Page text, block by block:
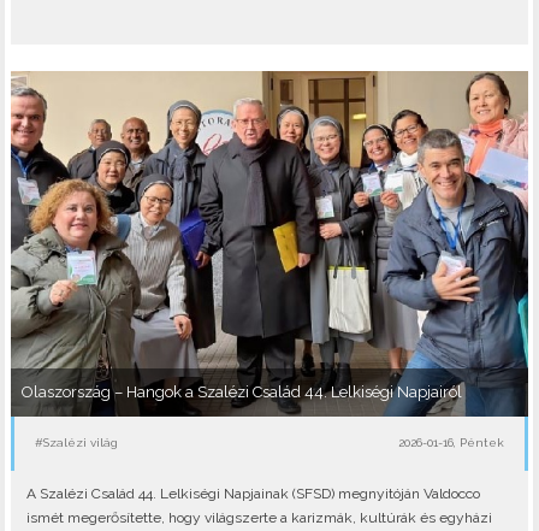
Olaszország – Hangok a Szalézi Család 44. Lelkiségi Napjairól
#Szalézi világ 2026-01-16, Péntek
A Szalézi Család 44. Lelkiségi Napjainak (SFSD) megnyitóján Valdocco
ismét megerősítette, hogy világszerte a karizmák, kultúrák és egyházi